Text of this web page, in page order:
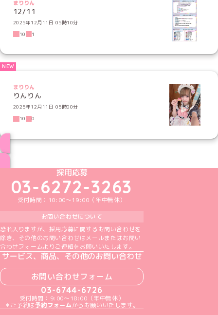
まりりん
12/11
2025年12月11日 05時10分
10
1
まりりん
りんりん
2025年12月11日 05時00分
10
0
めいどりーみんTikTok公式アカウント
めいどりーみんX公式アカウント
めいどりーみんInstagram公式アカウント
めいどりーみんFacebook公式アカウン
めいどりーみんYouTube公式アカ
採用応募
03-6272-3263
受付時間：10:00～19:00（年中無休）
お問い合わせについて
恐れ入りますが、採用応募に関するお問い合わせを
除き、その他のお問い合わせはメールまたはお問い
合わせフォームよりご連絡をお願いいたします。
サービス、商品、その他のお問い合わせ
お問い合わせフォーム
03-6744-6726
受付時間：9:00～18:00（年中無休）
＊ご予約は予約フォームからお願いいたします。